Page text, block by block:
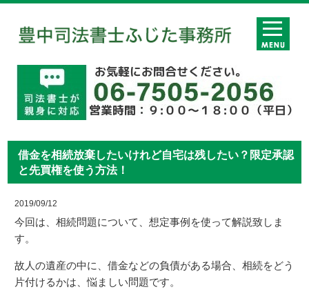
借金を相続放棄したいけれど自宅は残したい？限定承認
と先買権を使う方法！
2019/09/12
今回は、相続問題について、想定事例を使って解説致しま
す。
故人の遺産の中に、借金などの負債がある場合、相続をどう
片付けるかは、悩ましい問題です。